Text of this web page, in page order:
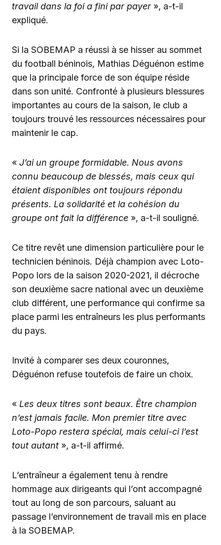
travail dans la foi a fini par payer», a-t-il
expliqué.
Si la SOBEMAP a réussi à se hisser au sommet
du football béninois, Mathias Déguénon estime
que la principale force de son équipe réside
dans son unité. Confronté à plusieurs blessures
importantes au cours de la saison, le club a
toujours trouvé les ressources nécessaires pour
maintenir le cap.
« J’ai un groupe formidable. Nous avons
connu beaucoup de blessés, mais ceux qui
étaient disponibles ont toujours répondu
présents. La solidarité et la cohésion du
groupe ont fait la différence », a-t-il souligné.
Ce titre revêt une dimension particulière pour le
technicien béninois. Déjà champion avec Loto-
Popo lors de la saison 2020-2021, il décroche
son deuxième sacre national avec un deuxième
club différent, une performance qui confirme sa
place parmi les entraîneurs les plus performants
du pays.
Invité à comparer ses deux couronnes,
Déguénon refuse toutefois de faire un choix.
« Les deux titres sont beaux. Être champion
n’est jamais facile. Mon premier titre avec
Loto-Popo restera spécial, mais celui-ci l’est
tout autant », a-t-il affirmé.
L’entraîneur a également tenu à rendre
hommage aux dirigeants qui l’ont accompagné
tout au long de son parcours, saluant au
passage l’environnement de travail mis en place
à la SOBEMAP.